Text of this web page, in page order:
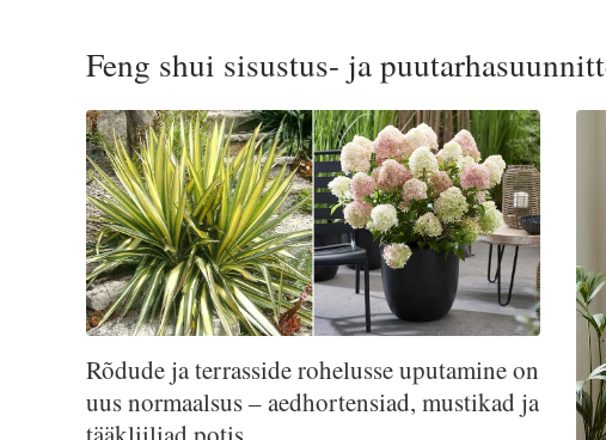
Feng shui sisustus- ja
Rõdude ja terrasside rohelusse uputamine on
uus normaalsus – aedhortensiad, mustikad ja